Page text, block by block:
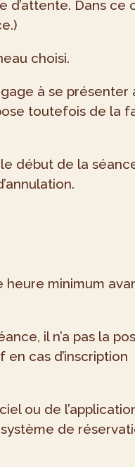
d’attente. Dans ce
choisi.
à se présenter
toutefois de la
le début de la
heure minimum
il n’a pas la
cas d’inscription
ou de
de